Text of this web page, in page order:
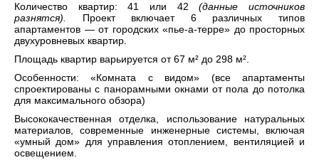
Количество квартир: 41 или 42(данные источников
разнятся). Проект включает 6 различных типов
апартаментов — от городских «пье-а-терре» до просторных
двухуровневых квартир.
Площадь квартир варьируется от 67 м² до 298 м².
Особенности: «Комната с видом» (все апартаменты
спроектированы с панорамными окнами от пола до потолка
для максимального обзора)
Высококачественная отделка, использование натуральных
материалов, современные инженерные системы, включая
«умный дом» для управления отоплением, вентиляцией и
освещением.